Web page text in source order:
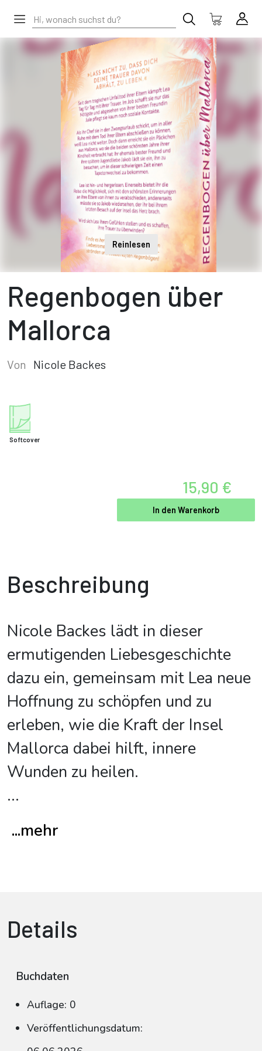
Reinlesen
Regenbogen über
Mallorca
Von Nicole Backes
Softcover
15,90 €
In den Warenkorb
Beschreibung
Nicole Backes lädt in dieser
ermutigenden Liebesgeschichte
dazu ein, gemeinsam mit Lea neue
Hoffnung zu schöpfen und zu
erleben, wie die Kraft der Insel
Mallorca dabei hilft, innere
...
...mehr
Details
Buchdaten
Auflage: 0
Veröffentlichungsdatum: